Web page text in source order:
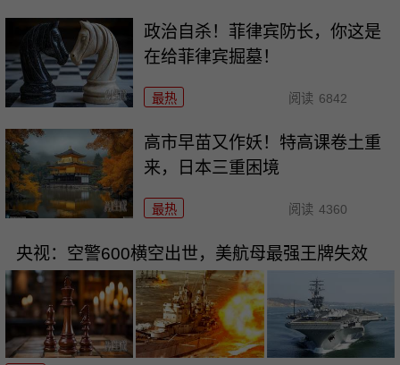
政治自杀！菲律宾防长，你这是
在给菲律宾掘墓！
最热 阅读 6842
高市早苗又作妖！特高课卷土重
来，日本三重困境
最热 阅读 4360
央视：空警600横空出世，美航母最强王牌失效